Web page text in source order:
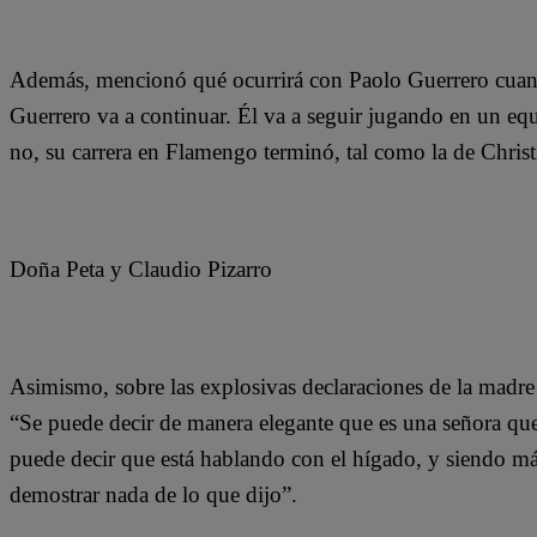
Además, mencionó qué ocurrirá con Paolo Guerrero
Guerrero va a continuar. Él va a seguir jugando en un
no, su carrera en Flamengo terminó, tal como la de
Doña Peta y Claudio Pizarro
Asimismo, sobre las explosivas declaraciones de la
“Se puede decir de manera elegante que es una señora
puede decir que está hablando con el hígado, y siendo
demostrar nada de lo que dijo”.